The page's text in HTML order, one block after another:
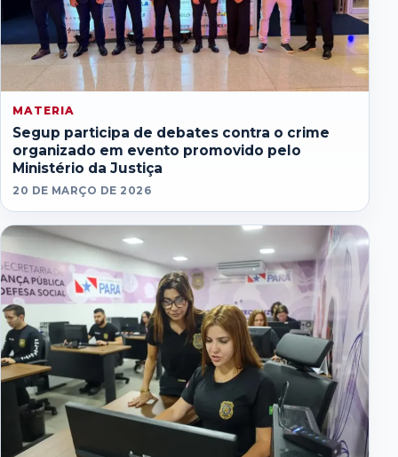
MATERIA
Segup participa de debates contra o crime
organizado em evento promovido pelo
Ministério da Justiça
20 DE MARÇO DE 2026